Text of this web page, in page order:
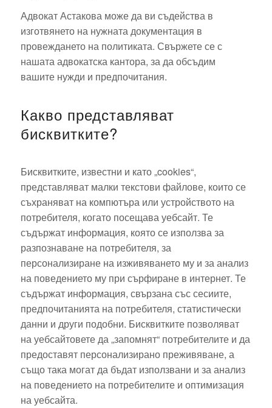
Адвокат Астакова може да ви съдейства в
изготвянето на нужната документация в
провеждането на политиката. Свържете се с
нашата адвокатска кантора, за да обсъдим
вашите нужди и предпочитания.
Какво представляват
бисквитките?
Бисквитките, известни и като „cookies“,
представляват малки текстови файлове, които се
съхраняват на компютъра или устройството на
потребителя, когато посещава уебсайт. Те
съдържат информация, която се използва за
разпознаване на потребителя, за
персонализиране на изживяването му и за анализ
на поведението му при сърфиране в интернет. Те
съдържат информация, свързана със сесиите,
предпочитанията на потребителя, статистически
данни и други подобни. Бисквитките позволяват
на уебсайтовете да „запомнят“ потребителите и да
предоставят персонализирано преживяване, а
също така могат да бъдат използвани и за анализ
на поведението на потребителите и оптимизация
на уебсайта.